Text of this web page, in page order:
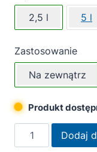
2,5 l
5 l
Zastosowanie
Na zewnątrz
Produkt
ilość
Remmers
Dodaj